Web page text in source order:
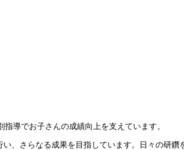
導でお子さんの成績向上を支えています。
、さらなる成果を目指しています。日々の研鑽